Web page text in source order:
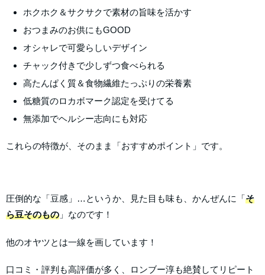
ホクホク＆サクサクで素材の旨味を活かす
おつまみのお供にもGOOD
オシャレで可愛らしいデザイン
チャック付きで少しずつ食べられる
高たんぱく質＆食物繊維たっぷりの栄養素
低糖質のロカボマーク認定を受けてる
無添加でヘルシー志向にも対応
これらの特徴が、そのまま「おすすめポイント」です。
圧倒的な「豆感」…というか、見た目も味も、かんぜんに「そ
ら豆そのもの 」なのです！
他のオヤツとは一線を画しています！
口コミ・評判も高評価が多く、ロンブー淳も絶賛してリピート